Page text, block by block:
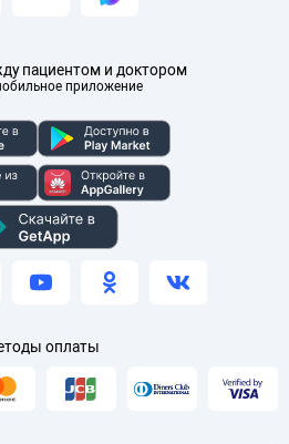
пациентом и доктором
приложение
оплаты